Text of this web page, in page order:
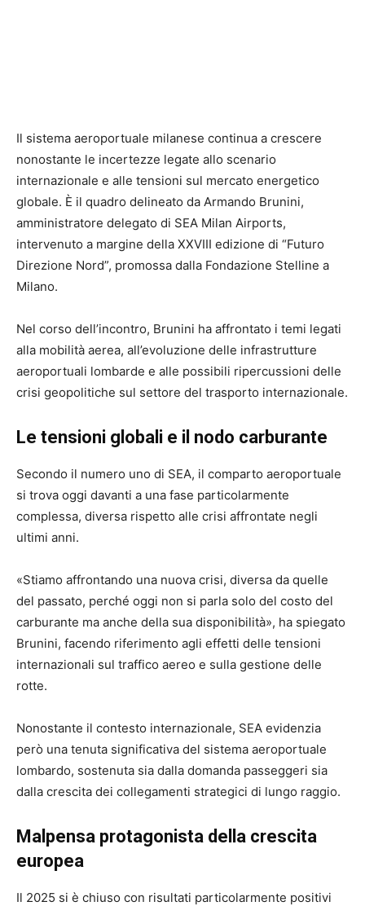
Il sistema aeroportuale milanese continua a crescere
nonostante le incertezze legate allo scenario
internazionale e alle tensioni sul mercato energetico
globale. È il quadro delineato da Armando Brunini,
amministratore delegato di SEA Milan Airports,
intervenuto a margine della XXVIII edizione di “Futuro
Direzione Nord”, promossa dalla Fondazione Stelline a
Milano.
Nel corso dell’incontro, Brunini ha affrontato i temi legati
alla mobilità aerea, all’evoluzione delle infrastrutture
aeroportuali lombarde e alle possibili ripercussioni delle
crisi geopolitiche sul settore del trasporto internazionale.
Le tensioni globali e il nodo carburante
Secondo il numero uno di SEA, il comparto aeroportuale
si trova oggi davanti a una fase particolarmente
complessa, diversa rispetto alle crisi affrontate negli
ultimi anni.
«Stiamo affrontando una nuova crisi, diversa da quelle
del passato, perché oggi non si parla solo del costo del
carburante ma anche della sua disponibilità», ha spiegato
Brunini, facendo riferimento agli effetti delle tensioni
internazionali sul traffico aereo e sulla gestione delle
rotte.
Nonostante il contesto internazionale, SEA evidenzia
però una tenuta significativa del sistema aeroportuale
lombardo, sostenuta sia dalla domanda passeggeri sia
dalla crescita dei collegamenti strategici di lungo raggio.
Malpensa protagonista della crescita
europea
Il 2025 si è chiuso con risultati particolarmente positivi